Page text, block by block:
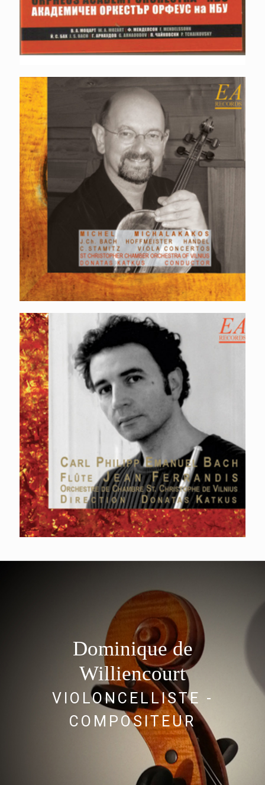
Dominique de
Williencourt
VIOLONCELLISTE -
COMPOSITEUR